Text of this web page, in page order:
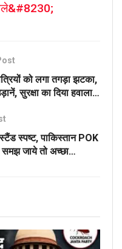
को लगा तगड़ा झटका,
सुरक्षा का दिया हवाला…
स्पष्ट, पाकिस्तान POK
समझ जाये तो अच्छा…